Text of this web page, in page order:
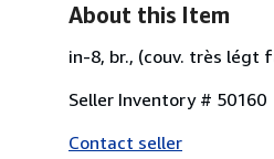
About this Item
in-8, br., (couv. très légt
Seller Inventory # 50160
Contact seller